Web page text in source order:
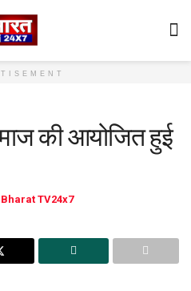
की आयोजित हुई
TV24x7